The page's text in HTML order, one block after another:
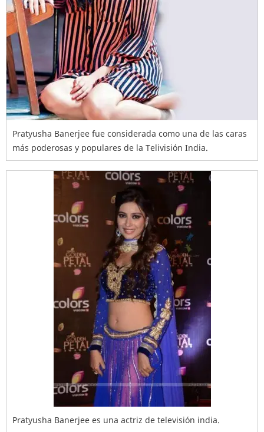
Pratyusha Banerjee fue considerada como una de las caras
más poderosas y populares de la Telivisión India.
Pratyusha Banerjee es una actriz de televisión india.